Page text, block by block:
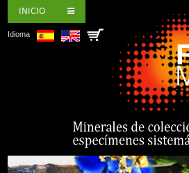
INICIO
Idioma